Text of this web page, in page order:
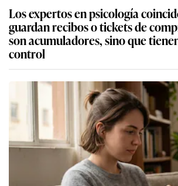
Los expertos en psicología
guardan recibos o tickets de
son acumuladores, sino que
control